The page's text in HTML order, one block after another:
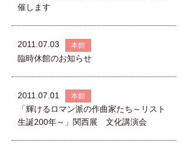
催します
2011.07.03 本館
臨時休館のお知らせ
2011.07.01 本館
「輝けるロマン派の作曲家たち～リスト
生誕200年～」関西展 文化講演会